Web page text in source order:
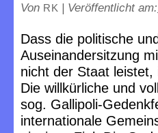
Von RK | Veröffentlicht am:
Dass die politische
Auseinandersitzung
nicht der Staat
Die willkürliche und
sog. Gallipoli-
internationale